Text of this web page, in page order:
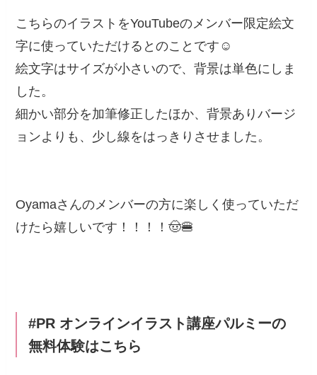
こちらのイラストをYouTubeのメンバー限定絵文
字に使っていただけるとのことです☺️
絵文字はサイズが小さいので、背景は単色にしま
した。
細かい部分を加筆修正したほか、背景ありバージ
ョンよりも、少し線をはっきりさせました。
Oyamaさんのメンバーの方に楽しく使っていただ
けたら嬉しいです！！！！🤠🍔
#PR オンラインイラスト講座パルミーの
無料体験はこちら